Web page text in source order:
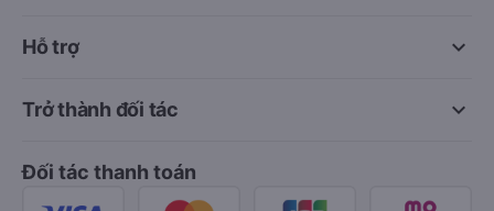
keyboard_arrow_down
Hỗ trợ
keyboard_arrow_down
Trở thành đối tác
Đối tác thanh toán